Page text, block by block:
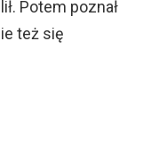
Potem poznał
też się